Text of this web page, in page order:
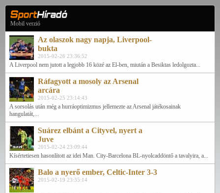
Mobil verzió
Az olaszok nagy napja, Liverpool-
bukta
2015-02-26 23:36:52
A Liverpool nem jutott a legjobb 16 közé az El-ben, miután a Besiktas ledolgozta...
Ráfagyott a mosoly az Arsenal
arcára
2015-02-25 23:14:43
A sorsolás után még a hurráoptimizmus jellemezte az Arsenal játékosainak
hangulatát,...
Suárez elbánt a Cityvel, nyert a
Juve
2015-02-24 23:09:44
Kísértetiesen hasonlított az idei Man. City-Barcelona BL-nyolcaddöntő a tavalyira, a...
Balo a nyerő ember, Celtic-Inter 3-3
2015-02-19 23:35:14